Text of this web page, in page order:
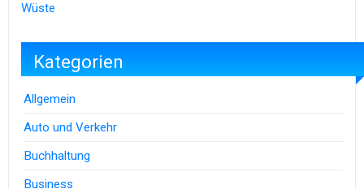
Wüste
Kategorien
Allgemein
Auto und Verkehr
Buchhaltung
Business